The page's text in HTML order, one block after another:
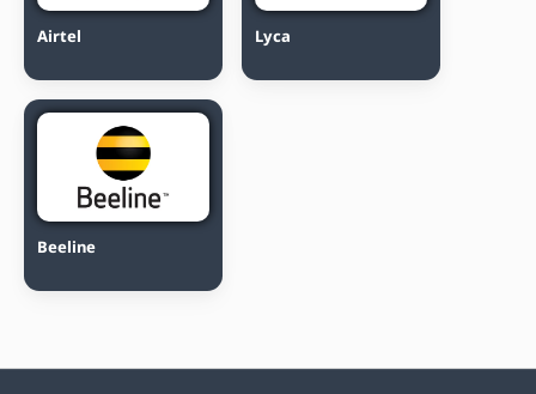
Airtel Lyca
Beeline